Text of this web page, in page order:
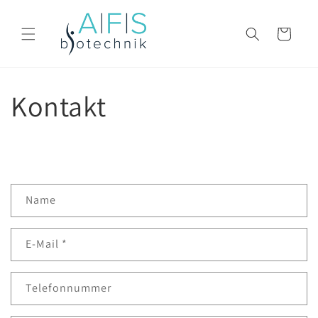
Inhalt
Warenkorb
Kontakt
n
a
t
Name
E-Mail *
Telefonnummer